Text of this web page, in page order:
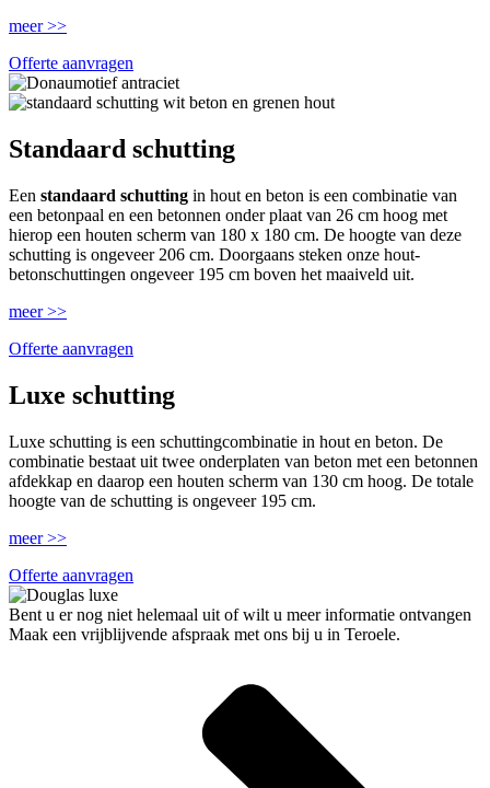
meer >>
Offerte aanvragen
Standaard schutting
Een standaard schutting in hout en beton is een combinatie van
een betonpaal en een betonnen onder plaat van 26 cm hoog met
hierop een houten scherm van 180 x 180 cm. De hoogte van deze
schutting is ongeveer 206 cm. Doorgaans steken onze hout-
betonschuttingen ongeveer 195 cm boven het maaiveld uit.
meer >>
Offerte aanvragen
Luxe schutting
Luxe schutting is een schuttingcombinatie in hout en beton. De
combinatie bestaat uit twee onderplaten van beton met een betonnen
afdekkap en daarop een houten scherm van 130 cm hoog. De totale
hoogte van de schutting is ongeveer 195 cm.
meer >>
Offerte aanvragen
Bent u er nog niet helemaal uit of wilt u meer informatie ontvangen
Maak een vrijblijvende afspraak met ons bij u in Teroele.